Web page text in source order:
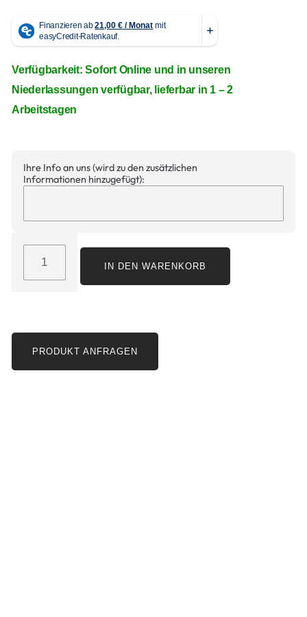
Verfügbarkeit: Sofort Online und in unseren
Niederlassungen verfügbar, lieferbar in 1 – 2
Arbeitstagen
Ihre Info an uns (wird zu den zusätzlichen
Informationen hinzugefügt):
IN DEN WARENKORB
PRODUKT ANFRAGEN